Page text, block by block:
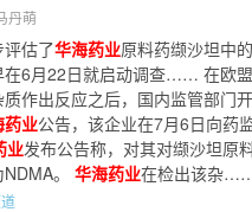
丹萌
估了华海药业原料药缬沙坦中
在6月22日就启动调查…… 在欧
作出反应之后，国内监管部门
药业公告，该企业在7月6日向药
业发布公告称，对其对缬沙坦原
。 华海药业在检出该杂